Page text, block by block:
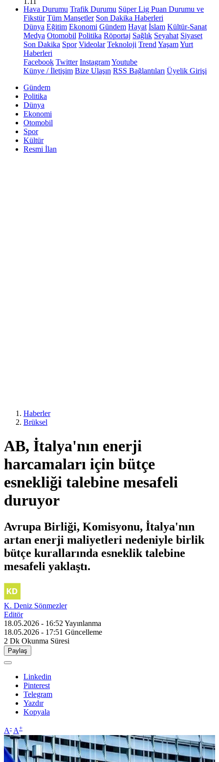
Hava Durumu Trafik Durumu Süper Lig Puan Durumu ve
Fikstür Tüm Manşetler Son Dakika Haberleri
Dünya Eğitim Ekonomi Gündem Hayat İslam Kültür-Sanat
Medya Otomobil Politika Röportaj Sağlık Seyahat Siyaset
Son Dakika Spor Videolar Teknoloji Trend YaşamYurt
Haberleri
Facebook Twitter InstagramYoutube
Künye / İletişim Bize Ulaşın RSS Bağlantıları Üyelik Girişi
Gündem
Politika
Dünya
Ekonomi
Otomobil
Spor
Kültür
Resmi İlan
Haberler
Brüksel
AB, İtalya'nın enerji
harcamaları için bütçe
esnekliği talebine mesafeli
duruyor
Avrupa Birliği, Komisyonu, İtalya'nın
artan enerji maliyetleri nedeniyle birlik
bütçe kurallarında esneklik talebine
mesafeli yaklaştı.
K. Deniz Sönmezler
Editör
18.05.2026 - 16:52 Yayınlanma
18.05.2026 - 17:51 Güncelleme
2 Dk Okunma Süresi
Paylaş
Linkedin
Pinterest
Telegram
Yazdır
Kopyala
A- A+